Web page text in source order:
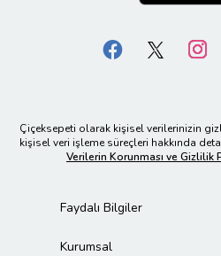
Çiçeksepeti olarak kişisel verilerinizin
kişisel veri işleme süreçleri hakkında
Verilerin Korunması ve Gizlilik
Faydalı Bilgiler
Kurumsal